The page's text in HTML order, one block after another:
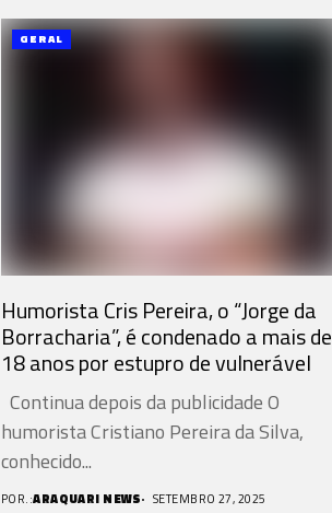
GERAL
Humorista Cris Pereira, o “Jorge da
Borracharia”, é condenado a mais de
18 anos por estupro de vulnerável
Continua depois da publicidade O
humorista Cristiano Pereira da Silva,
conhecido...
POR.:ARAQUARI NEWS SETEMBRO 27, 2025